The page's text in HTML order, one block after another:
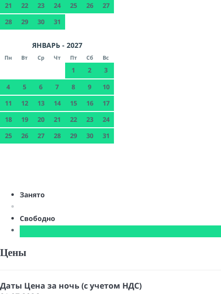
21
22 23 24 25 26
27
28
29 30 31
ЯНВАРЬ - 2027
Пн Вт Ср Чт Пт Сб Вс
1 2
3
4
5 6 7 8 9
10
11
12 13 14 15 16
17
18
19 20 21 22 23
24
25
26 27 28 29 30 31
Занято
Свободно
Цены
Даты Цена за ночь (с учетом НДС)